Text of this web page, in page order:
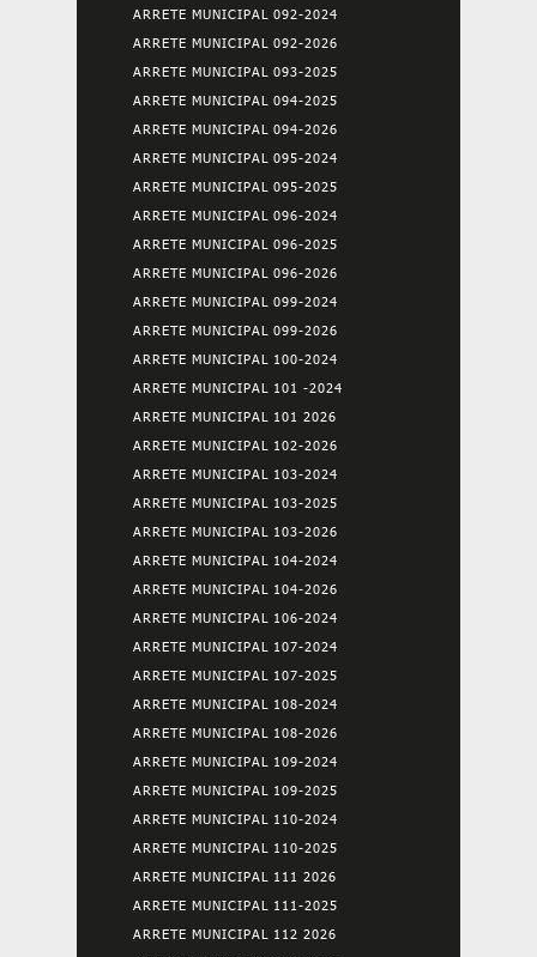
ARRETE MUNICIPAL 092-2024
ARRETE MUNICIPAL 092-2026
ARRETE MUNICIPAL 093-2025
ARRETE MUNICIPAL 094-2025
ARRETE MUNICIPAL 094-2026
ARRETE MUNICIPAL 095-2024
ARRETE MUNICIPAL 095-2025
ARRETE MUNICIPAL 096-2024
ARRETE MUNICIPAL 096-2025
ARRETE MUNICIPAL 096-2026
ARRETE MUNICIPAL 099-2024
ARRETE MUNICIPAL 099-2026
ARRETE MUNICIPAL 100-2024
ARRETE MUNICIPAL 101 -2024
ARRETE MUNICIPAL 101 2026
ARRETE MUNICIPAL 102-2026
ARRETE MUNICIPAL 103-2024
ARRETE MUNICIPAL 103-2025
ARRETE MUNICIPAL 103-2026
ARRETE MUNICIPAL 104-2024
ARRETE MUNICIPAL 104-2026
ARRETE MUNICIPAL 106-2024
ARRETE MUNICIPAL 107-2024
ARRETE MUNICIPAL 107-2025
ARRETE MUNICIPAL 108-2024
ARRETE MUNICIPAL 108-2026
ARRETE MUNICIPAL 109-2024
ARRETE MUNICIPAL 109-2025
ARRETE MUNICIPAL 110-2024
ARRETE MUNICIPAL 110-2025
ARRETE MUNICIPAL 111 2026
ARRETE MUNICIPAL 111-2025
ARRETE MUNICIPAL 112 2026